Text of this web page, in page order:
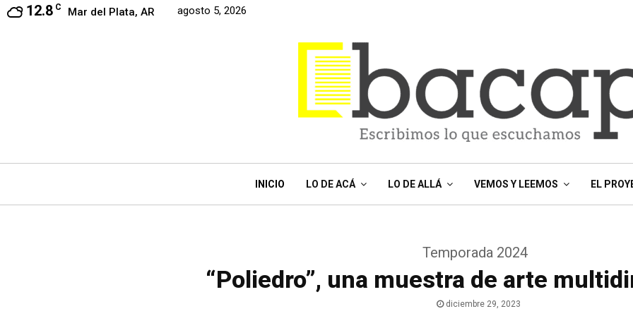
12.8 C Mar del Plata, AR agosto 5, 2026
INICIO LO DE ACÁ LO DE ALLÁ VEMOS Y LEEMOS EL
Temporada 2024
“Poliedro”, una muestra de arte
diciembre 29, 2023